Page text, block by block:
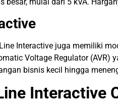
Interactive juga memiliki
Voltage Regulator (AVR)
bisnis kecil hingga
Interactive